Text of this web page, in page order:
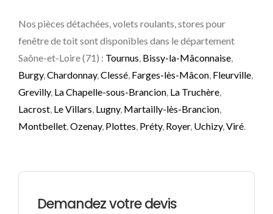
Nos pièces détachées, volets roulants, stores pour
fenêtre de toit sont disponibles dans le département
Saône-et-Loire (71) : Tournus Bissy-la-Mâconnaise,
Burgy, Chardonnay, Clessé, Farges-lès-Mâcon, Fleurville,
Grevilly, La Chapelle-sous-Brancion, La Truchère,
Lacrost, Le Villars Lugny, Martailly-lès-Brancion,
Montbellet, Ozenay, Plottes Préty, Royer, Uchizy, Viré.
Demandez votre devis